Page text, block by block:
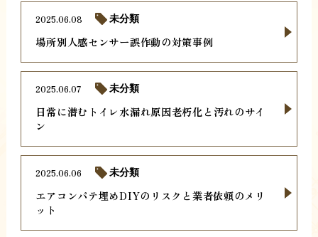
場所別人感センサー誤作動の対策事例
2025.06.08 未分類
日常に潜むトイレ水漏れ原因老朽化と汚れのサイ
ン
2025.06.07 未分類
エアコンパテ埋めDIYのリスクと業者依頼のメリ
ット
2025.06.06 未分類